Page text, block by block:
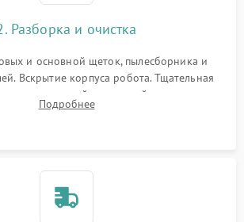
Разборка и очистка
и основной щеток, пылесборника и
Вскрытие корпуса робота. Тщательная
полостей, шестерней и плат от
пыли, волос и шерсти животных с
Подробнее